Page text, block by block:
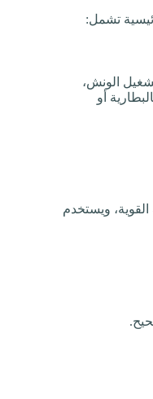
تشمل:
الونش،
أو
ويستخدم